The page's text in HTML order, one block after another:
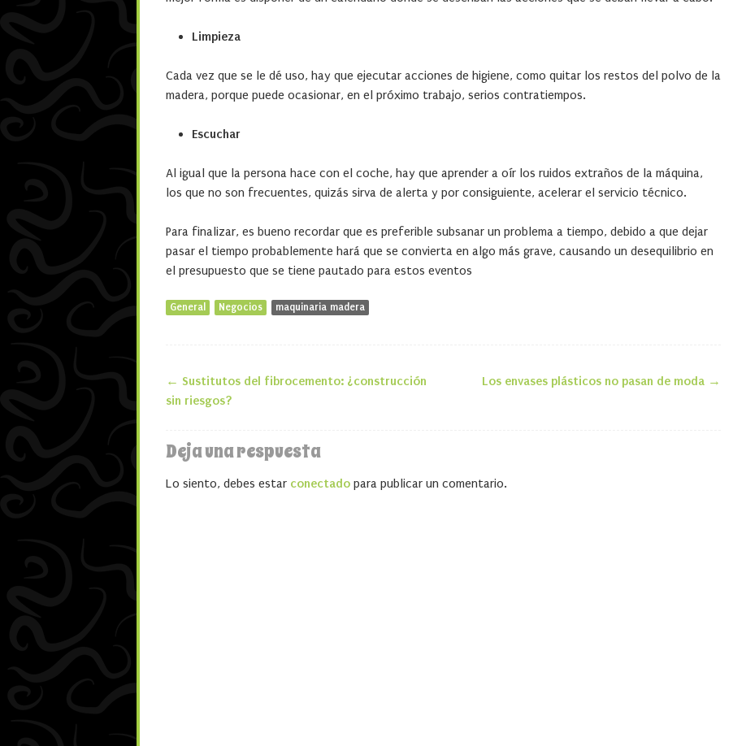
Limpieza
Cada vez que se le dé uso, hay que ejecutar acciones de higiene, como quitar los restos del polvo de la
madera, porque puede ocasionar, en el próximo trabajo, serios contratiempos.
Escuchar
Al igual que la persona hace con el coche, hay que aprender a oír los ruidos extraños de la máquina,
los que no son frecuentes, quizás sirva de alerta y por consiguiente, acelerar el servicio técnico.
Para finalizar, es bueno recordar que es preferible subsanar un problema a tiempo, debido a que dejar
pasar el tiempo probablemente hará que se convierta en algo más grave, causando un desequilibrio en
el presupuesto que se tiene pautado para estos eventos
General Negocios maquinaria madera
Navegación de la entrada
← Sustitutos del fibrocemento: ¿construcción
sin riesgos?
Los envases plásticos no pasan de moda →
Deja una respuesta
Lo siento, debes estar conectado para publicar un comentario.